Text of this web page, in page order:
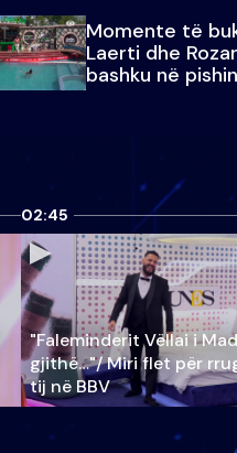
Momente të
Laerti dhe
bashku në
02:45
"Faleminderit Vëllai i
gjithë…"/ Miri flet për
tij në BBV